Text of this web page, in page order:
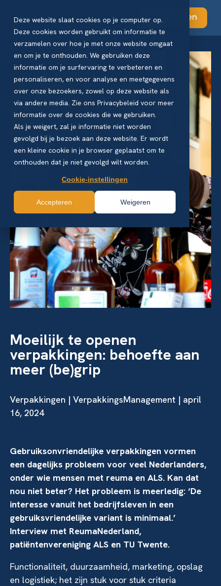
Deze website slaat cookies op je computer op.
Deze cookies worden gebruikt om informatie te
verzamelen over hoe je met onze website omgaat
en om je te onthouden. We gebruiken deze
informatie om je surfervaring te verbeteren en
personaliseren, en voor analyse en meetgegevens
over onze bezoekers, zowel op deze website als
via andere media. Zie ons Privacybeleid voor meer
informatie over de cookies die we gebruiken.
Als je weigert, zal je informatie niet worden
gevolgd bij je bezoek aan deze website. Er wordt
een kleine cookie in je browser geplaatst om te
onthouden dat je niet gevolgd wilt worden.
Cookie-instellingen
Accepteren Weigeren
Abonneren
Moeilijk te openen
verpakkingen: behoefte aan
meer (be)grip
Verpakkingen | VerpakkingsManagement | april
16, 2024
Gebruiksonvriendelijke verpakkingen vormen
een dagelijks probleem voor veel Nederlanders,
onder wie mensen met reuma en ALS. Kan dat
nou niet beter? Het probleem is meerledig: ‘De
interesse vanuit het bedrijfsleven in een
gebruiksvriendelijke variant is minimaal.’
Interview met ReumaNederland,
patiëntenvereniging ALS en TU Twente.
Functionaliteit, duurzaamheid, marketing, opslag
en logistiek; het zijn stuk voor stuk criteria